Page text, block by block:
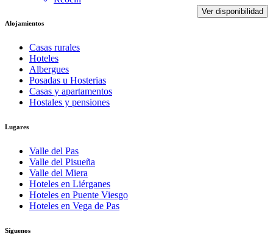
Ver disponibilidad
Alojamientos
Casas rurales
Hoteles
Albergues
Posadas u Hosterias
Casas y apartamentos
Hostales y pensiones
Lugares
Valle del Pas
Valle del Pisueña
Valle del Miera
Hoteles en Liérganes
Hoteles en Puente Viesgo
Hoteles en Vega de Pas
Síguenos